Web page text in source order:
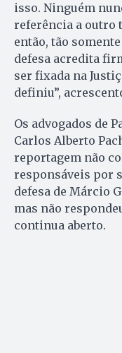
isso. Ninguém
referência a outro
então, tão
defesa acredita
ser fixada na
definiu”,
Os advogados de
Carlos Alberto
reportagem não
responsáveis por
defesa de Márcio
mas não
continua aberto.